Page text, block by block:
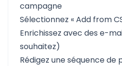
campagne
Sélectionnez « Add from
Enrichissez avec des e-
souhaitez)
Rédigez une séquence de